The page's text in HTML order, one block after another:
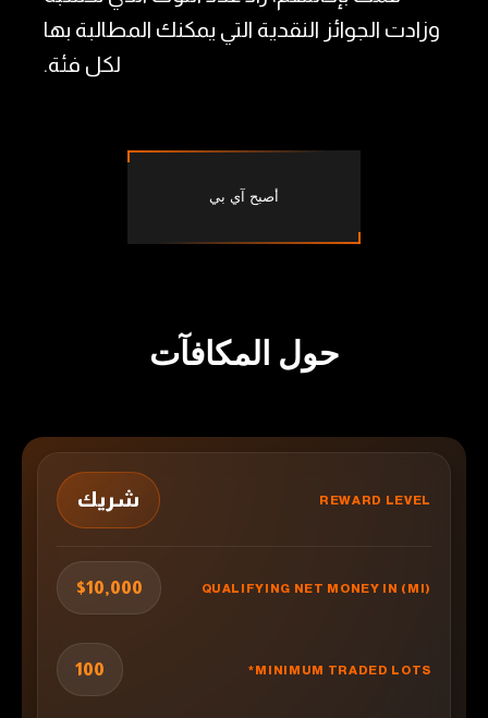
وزادت الجوائز النقدية التي يمكنك المطالبة بها
لكل فئة.
أصبح آي بي
حول المكافآت
شريك
$10,000
100